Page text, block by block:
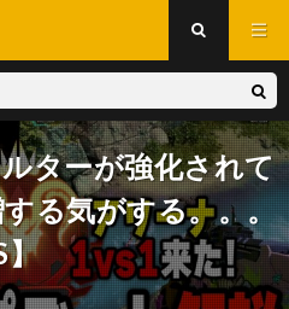
ターが強化されて
る気がする。。。
】